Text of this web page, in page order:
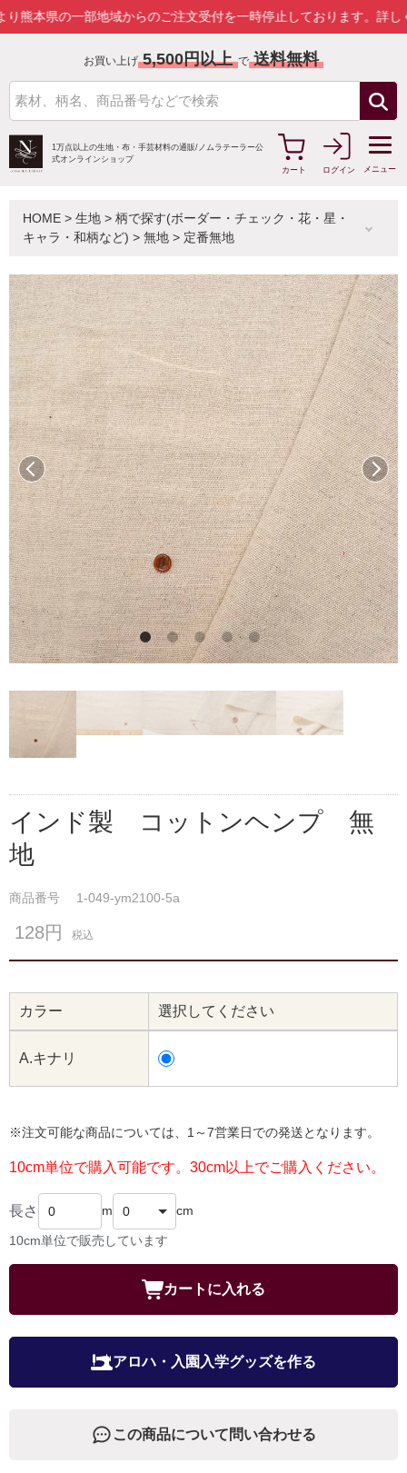
の一部地域からのご注文受付を一時停止しております。詳しくはこち
お買い上げ 5,500円以上 で 送料無料
1万点以上の生地・布・手芸材料の通販/ ノムラテーラー公
式オンラインショップ
カート
ログイン メニュー
HOME > 生地 > 柄で探す(ボーダー・チェック・花・星・
キャラ・和柄など) > 無地 > 定番無地
前へ 次へ
インド製 コットンヘンプ 無
地
商品番号 1-049-ym2100-5a
128円 税込
カラー 選択してください
A.キナリ
※注文可能な商品については、1～7営業日での発送となります。
10cm単位で購入可能です。30cm以上でご購入ください。
長さ m cm
10cm単位で販売しています
カートに入れる
アロハ・入園入学グッズを作る
この商品について問い合わせる